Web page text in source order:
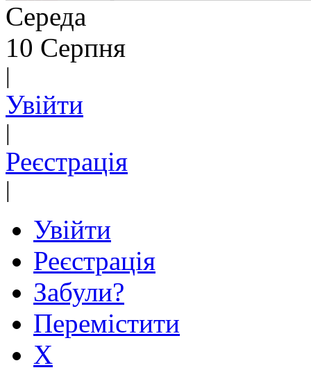
Середа
10 Серпня
|
Увійти
|
Реєстрація
|
Увійти
Реєстрація
Забули?
Перемістити
X